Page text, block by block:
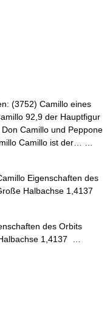
(3752) Camillo eines
92,9 der Hauptfigur
Camillo und Peppone
Camillo ist der… …
Eigenschaften des
Halbachse 1,4137
des Orbits
1,4137 …